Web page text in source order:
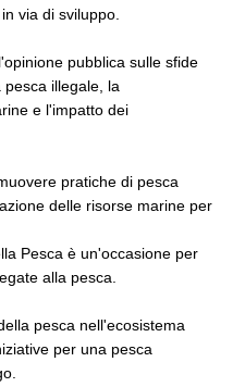
via di sviluppo.
pubblica sulle sfide
illegale, la
e l'impatto dei
pratiche di pesca
delle risorse marine per
Pesca è un'occasione per
alla pesca.
pesca nell'ecosistema
per una pesca